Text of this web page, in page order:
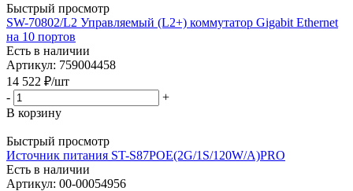
Быстрый просмотр
SW-70802/L2 Управляемый (L2+) коммутатор Gigabit Ethernet
на 10 портов
Есть в наличии
Артикул: 759004458
14 522 ₽/шт
-
+
В корзину
Быстрый просмотр
Источник питания ST-S87POE(2G/1S/120W/A)PRO
Есть в наличии
Артикул: 00-00054956